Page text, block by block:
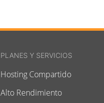
PLANES Y SERVICIOS
Hosting Compartido
Alto Rendimiento